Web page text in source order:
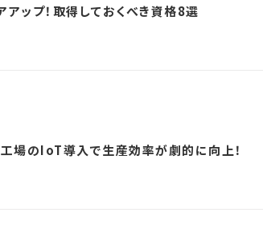
アップ！取得しておくべき資格8選
工場のIoT導入で生産効率が劇的に向上！